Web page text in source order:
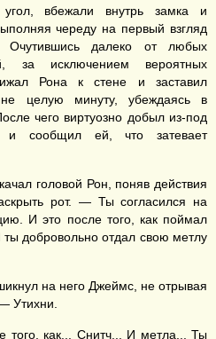
вбежали внутрь замка и
череду на первый взгляд
Очутившись далеко от любых
за исключением вероятных
Рона к стене и заставил
целую минуту, убеждаясь в
чего виртуозно добыл из-под
и сообщил ей, что затевает
головой Рон, поняв действия
рот. — Ты согласился на
И это после того, как поймал
ты добровольно отдал свою метлу
на него Джеймс, не отрывая
Утихни.
того, как... Снитч... И метла... Ты